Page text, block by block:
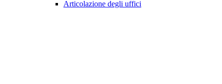
Articolazione degli uffici